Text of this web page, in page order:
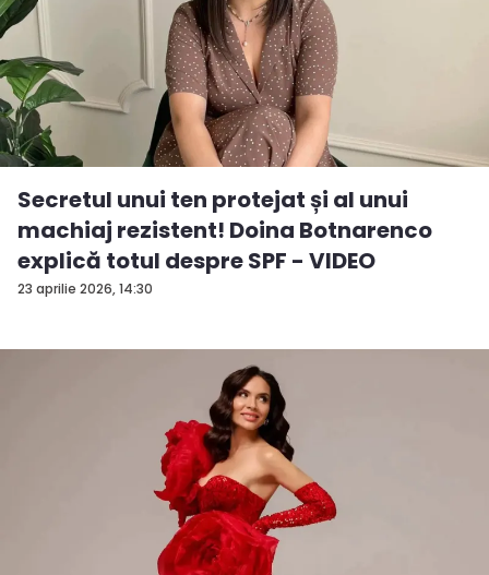
23 aprilie 2026, 14:30
Secretul unui ten protejat și al unui
machiaj rezistent! Doina Botnarenco
explică totul despre SPF - VIDEO